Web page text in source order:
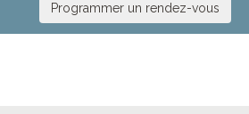
Programmer un rendez-vous